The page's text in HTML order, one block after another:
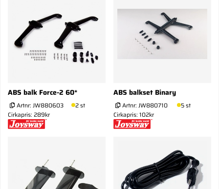
ABS balk Force-2 60*
Artnr: JW880603
2 st
Cirkapris: 289kr
ABS balkset Binary
Artnr: JW880710
5 st
Cirkapris: 102kr